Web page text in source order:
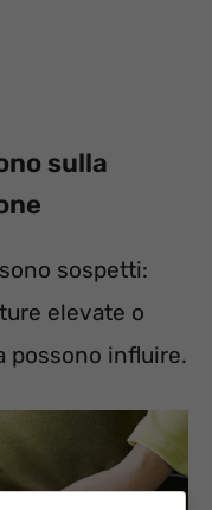
sulla
sospetti:
elevate o
possono influire.